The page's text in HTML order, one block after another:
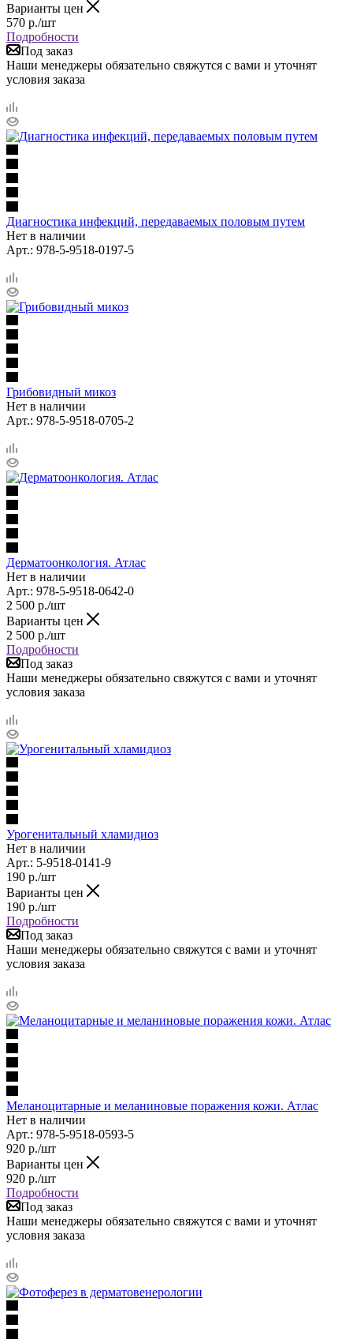
Варианты цен
570 р./шт
Подробности
Под заказ
Наши менеджеры обязательно свяжутся с вами и уточнят
условия заказа
Диагностика инфекций, передаваемых половым путем
Нет в наличии
Арт.: 978-5-9518-0197-5
Грибовидный микоз
Нет в наличии
Арт.: 978-5-9518-0705-2
Дерматоонкология. Атлас
Нет в наличии
Арт.: 978-5-9518-0642-0
2 500 р./шт
Варианты цен
2 500 р./шт
Подробности
Под заказ
Наши менеджеры обязательно свяжутся с вами и уточнят
условия заказа
Урогенитальный хламидиоз
Нет в наличии
Арт.: 5-9518-0141-9
190 р./шт
Варианты цен
190 р./шт
Подробности
Под заказ
Наши менеджеры обязательно свяжутся с вами и уточнят
условия заказа
Меланоцитарные и меланиновые поражения кожи. Атлас
Нет в наличии
Арт.: 978-5-9518-0593-5
920 р./шт
Варианты цен
920 р./шт
Подробности
Под заказ
Наши менеджеры обязательно свяжутся с вами и уточнят
условия заказа